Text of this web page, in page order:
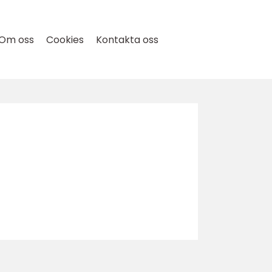
oss Cookies Kontakta oss